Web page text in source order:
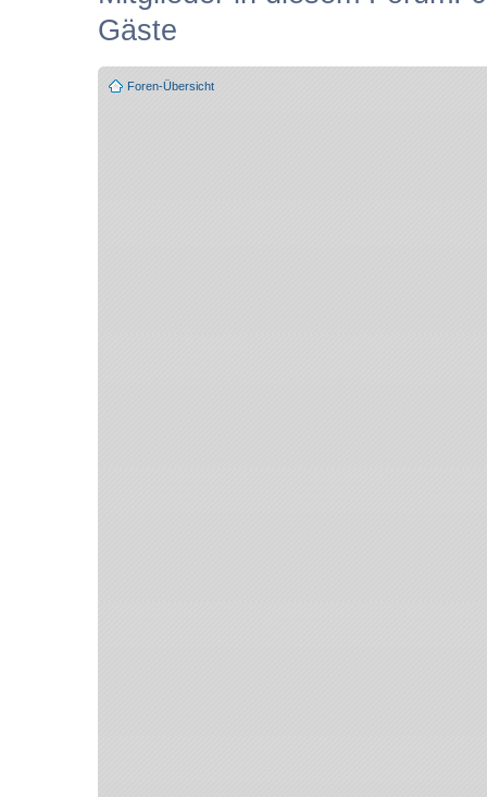
Gäste
Foren-Übersicht